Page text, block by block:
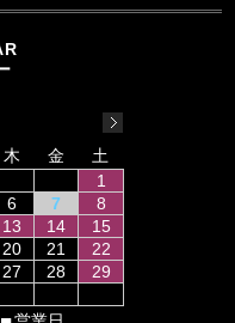
木 金
土
1
6 7
8
13 14
15
20 21
22
27 28
29